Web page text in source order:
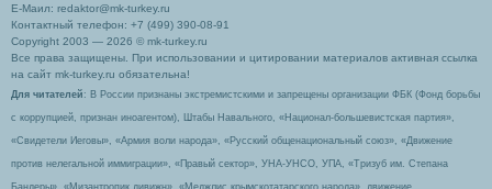
Е-Маил: redaktor@mk-turkey.ru
Контактный телефон: +7 (499) 390-08-91
Copyright 2003 — 2026 © mk-turkey.ru
Все права защищены. При использовании и цитировании материалов активная ссылка
на сайт mk-turkey.ru обязательна!
Для читателей : В России признаны экстремистскими и запрещены организации ФБК (Фонд борьбы
с коррупцией, признан иноагентом), Штабы Навального, «Национал-большевистская партия»,
«Свидетели Иеговы», «Армия воли народа», «Русский общенациональный союз», «Движение
против нелегальной иммиграции», «Правый сектор», УНА-УНСО, УПА, «Тризуб им. Степана